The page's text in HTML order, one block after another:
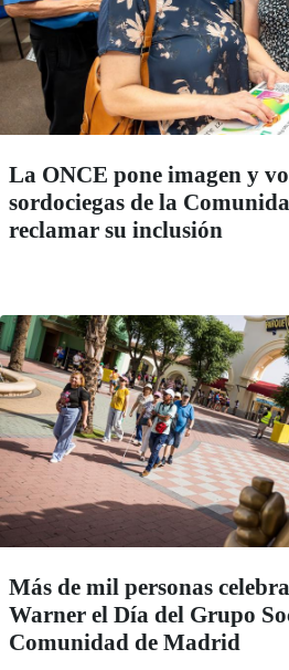
La ONCE pone imagen y
sordociegas de la
reclamar su inclusión
Más de mil personas
Warner el Día del Grupo
Comunidad de Madrid